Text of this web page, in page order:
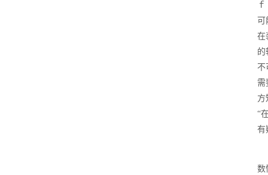
在
的
不
需
方
“
有
数